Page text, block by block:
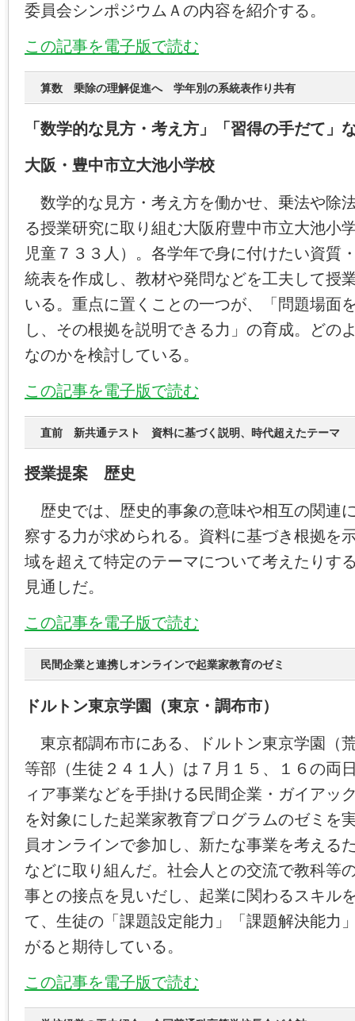
委員会シンポジウムＡの内容を紹介する。
この記事を電子版で読む
算数 乗除の理解促進へ 学年別の系統表作り共有
「数学的な見方・考え方」「習得の手だて」
大阪・豊中市立大池小学校
数学的な見方・考え方を働かせ、乗法や除
る授業研究に取り組む大阪府豊中市立大池小
児童７３３人）。各学年で身に付けたい資質
統表を作成し、教材や発問などを工夫して授
いる。重点に置くことの一つが、「問題場面
し、その根拠を説明できる力」の育成。どの
なのかを検討している。
この記事を電子版で読む
直前 新共通テスト 資料に基づく説明、時代超えたテーマ
授業提案 歴史
歴史では、歴史的事象の意味や相互の関連
察する力が求められる。資料に基づき根拠を
域を超えて特定のテーマについて考えたりす
見通しだ。
この記事を電子版で読む
民間企業と連携しオンラインで起業家教育のゼミ
ドルトン東京学園（東京・調布市）
東京都調布市にある、ドルトン東京学園（
等部（生徒２４１人）は７月１５、１６の両
ィア事業などを手掛ける民間企業・ガイアッ
を対象にした起業家教育プログラムのゼミを
員オンラインで参加し、新たな事業を考える
などに取り組んだ。社会人との交流で教科等
事との接点を見いだし、起業に関わるスキル
て、生徒の「課題設定能力」「課題解決能力
がると期待している。
この記事を電子版で読む